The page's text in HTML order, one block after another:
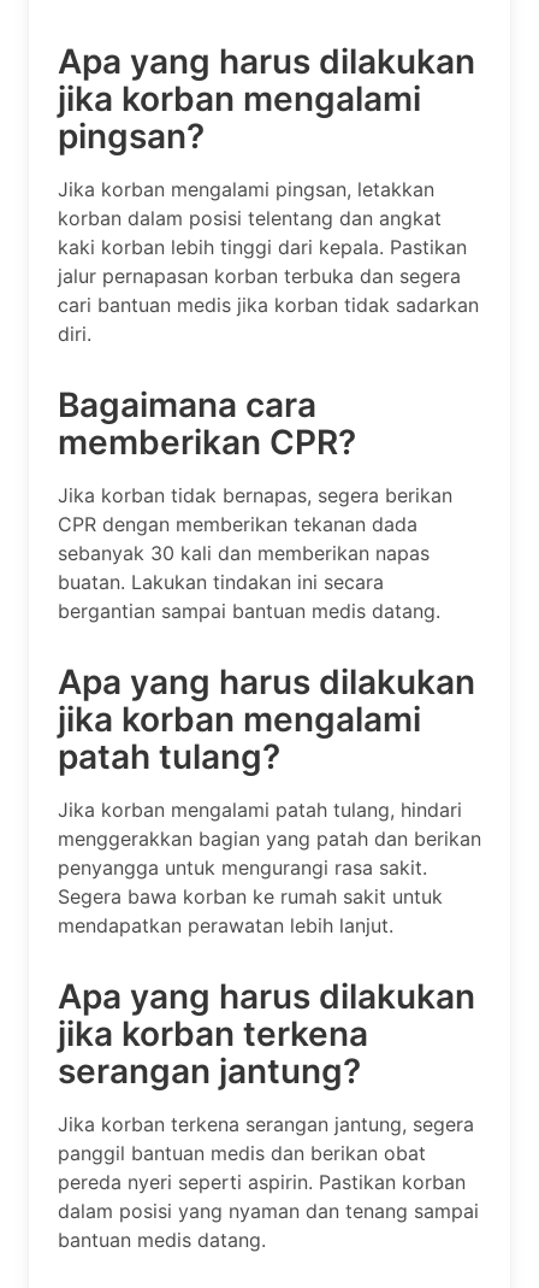
Apa yang harus dilakukan
jika korban mengalami
pingsan?
Jika korban mengalami pingsan, letakkan
korban dalam posisi telentang dan angkat
kaki korban lebih tinggi dari kepala. Pastikan
jalur pernapasan korban terbuka dan segera
cari bantuan medis jika korban tidak sadarkan
diri.
Bagaimana cara
memberikan CPR?
Jika korban tidak bernapas, segera berikan
CPR dengan memberikan tekanan dada
sebanyak 30 kali dan memberikan napas
buatan. Lakukan tindakan ini secara
bergantian sampai bantuan medis datang.
Apa yang harus dilakukan
jika korban mengalami
patah tulang?
Jika korban mengalami patah tulang, hindari
menggerakkan bagian yang patah dan berikan
penyangga untuk mengurangi rasa sakit.
Segera bawa korban ke rumah sakit untuk
mendapatkan perawatan lebih lanjut.
Apa yang harus dilakukan
jika korban terkena
serangan jantung?
Jika korban terkena serangan jantung, segera
panggil bantuan medis dan berikan obat
pereda nyeri seperti aspirin. Pastikan korban
dalam posisi yang nyaman dan tenang sampai
bantuan medis datang.